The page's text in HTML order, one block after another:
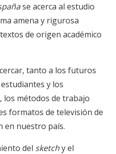
se acerca al estudio
amena y rigurosa
de origen académico
tanto a los futuros
y los
los métodos de trabajo
formatos de televisión de
en nuestro país.
del sketchy el